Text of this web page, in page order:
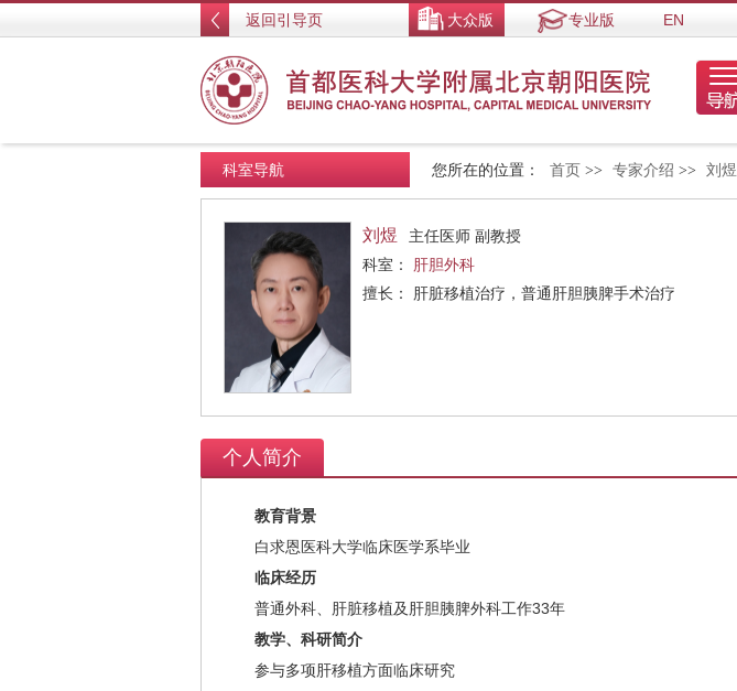
返回引导页 大众版 专业版 EN
您所在的位置： 首页 >> 专家介绍 >> 刘煜
科室导航
刘煜
主任医师 副教授
科室：
肝胆外科
擅长： 肝脏移植治疗，普通肝胆胰脾手术治疗
个人简介
教育背景
白求恩医科大学临床医学系毕业
临床经历
普通外科、肝脏移植及肝胆胰脾外科工作33年
教学、科研简介
参与多项肝移植方面临床研究